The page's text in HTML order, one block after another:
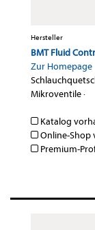
Hersteller
BMT Fluid
Zur Homepage
Mikroventile·
Katalog
Online-Shop
Premium-